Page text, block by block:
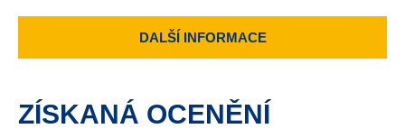
DALŠÍ INFORMACE
ZÍSKANÁ OCENĚNÍ